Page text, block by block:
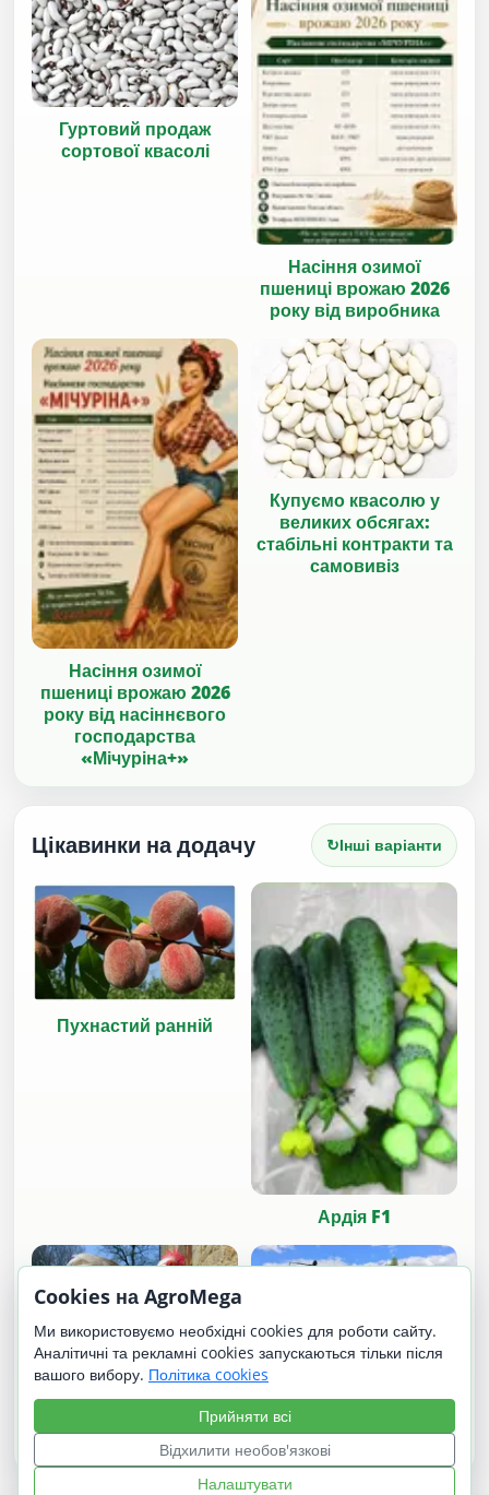
Гуртовий продаж
сортової квасолі
Насіння озимої
пшениці врожаю 2026
року від виробника
Насіння озимої
пшениці врожаю 2026
року від насіннєвого
господарства
«Мічуріна+»
Купуємо квасолю у
великих обсягах:
стабільні контракти та
самовивіз
Цікавинки на додачу ↻Інші варіанти
Пухнастий ранній
Ардія F1
Карликовий Кохінхін
Джон Дір (John Deere)
Cookies на AgroMega
Ми використовуємо необхідні cookies для роботи сайту.
Аналітичні та рекламні cookies запускаються тільки після
вашого вибору. Політика cookies
Прийняти всі
Відхилити необов'язкові
Налаштувати